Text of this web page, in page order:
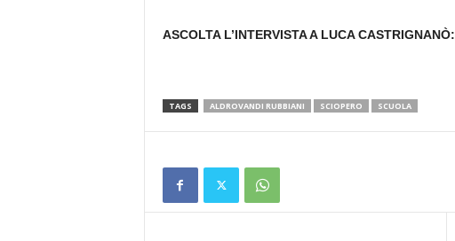
ASCOLTA L’INTERVISTA A LUCA CASTRIGNANÒ:
TAGS ALDROVANDI RUBBIANI SCIOPERO SCUOLA